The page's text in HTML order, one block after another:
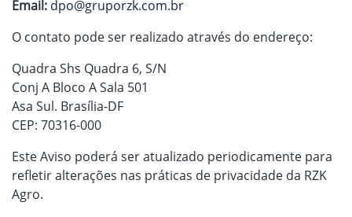
Email: dpo@gruporzk.com.br
O contato pode ser realizado através do endereço:
Quadra Shs Quadra 6, S/N
Conj A Bloco A Sala 501
Asa Sul. Brasília-DF
CEP: 70316-000
Este Aviso poderá ser atualizado periodicamente para
refletir alterações nas práticas de privacidade da RZK
Agro.